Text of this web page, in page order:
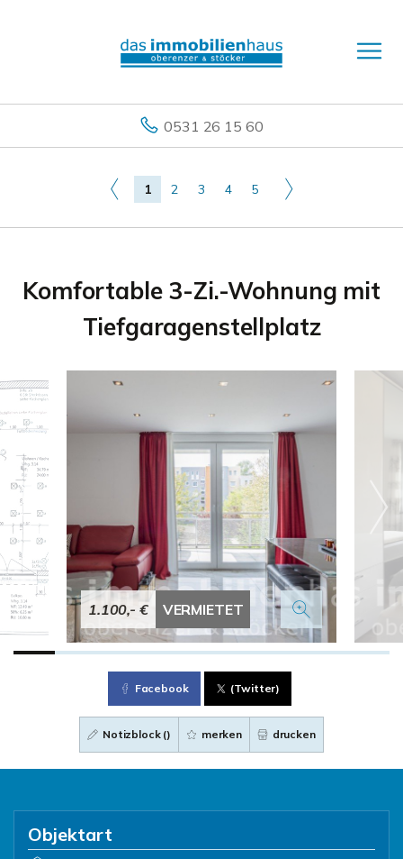
0531 26 15 60
1 2 3 4 5
Komfortable 3-Zi.-Wohnung mit
Tiefgaragenstellplatz
1.100,- € VERMIETET
Facebook (Twitter)
Notizblock () merken drucken
Objektart